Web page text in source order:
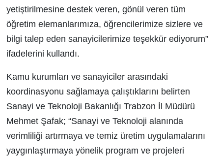
yetiştirilmesine destek veren, gönül veren tüm
öğretim elemanlarımıza, öğrencilerimize sizlere ve
bilgi talep eden sanayicilerimize teşekkür ediyorum”
ifadelerini kullandı.
Kamu kurumları ve sanayiciler arasındaki
koordinasyonu sağlamaya çalıştıklarını belirten
Sanayi ve Teknoloji Bakanlığı Trabzon İl Müdürü
Mehmet Şafak; “Sanayi ve Teknoloji alanında
verimliliği artırmaya ve temiz üretim uygulamalarını
yaygınlaştırmaya yönelik program ve projeleri